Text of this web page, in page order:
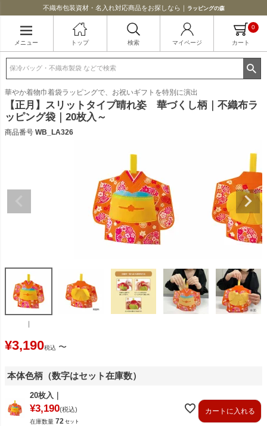
不織布包装資材・名入れ対応商品をお探しなら｜ ラッピングの森
メニュー トップ 検索 マイページ カート
0
華やか着物巾着袋ラッピングで、お祝いギフトを特別に演出
【正月】スリットタイプ晴れ姿 華づくし柄｜不織布ラ
ッピング袋｜20枚入～
商品番号 WB_LA326
¥3,190税込 〜
本体色柄（数字はセット在庫数）
20枚入｜
¥3,190 税込
在庫数量 72
カートに入れる